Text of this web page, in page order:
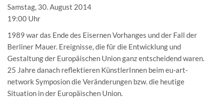
Samstag, 30. August 2014
19:00 Uhr
1989 war das Ende des Eisernen Vorhanges und der Fall der
Berliner Mauer. Ereignisse, die für die Entwicklung und
Gestaltung der Europäischen Union ganz entscheidend waren.
25 Jahre danach reflektieren KünstlerInnen beim eu-art-
network Symposion die Veränderungen bzw. die heutige
Situation in der Europäischen Union.